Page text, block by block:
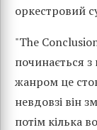
оркестровий
"The
починається з
жанром це
невдовзі він
потім кілька